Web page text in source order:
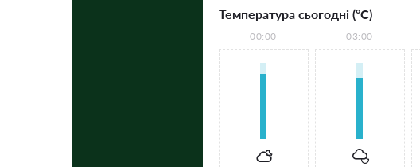
Температура сьогодні (°С)
00:00 03:00